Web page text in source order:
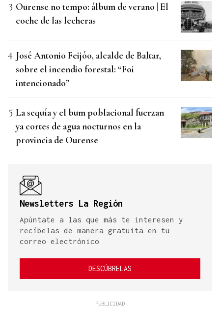
Ourense no tempo: álbum de verano | El
coche de las lecheras
José Antonio Feijóo, alcalde de Baltar,
sobre el incendio forestal: “Foi
intencionado”
La sequía y el bum poblacional fuerzan
ya cortes de agua nocturnos en la
provincia de Ourense
Newsletters La Región
Apúntate a las que más te interesen y
recíbelas de manera gratuita en tu
correo electrónico
DESCÚBRELAS